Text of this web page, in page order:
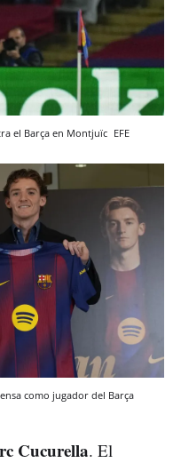
el Barça en Montjuïc EFE
como jugador del Barça
Cucurella. El